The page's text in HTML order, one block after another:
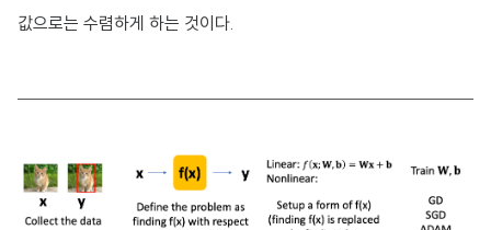
값으로는 수렴하게 하는 것이다.